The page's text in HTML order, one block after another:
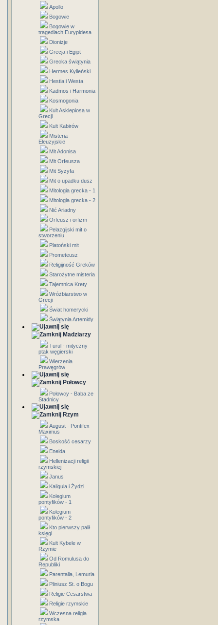
Apollo
Bogowie
Bogowie w
tragediach Eurypidesa
Dionizje
Grecja i Egipt
Grecka świątynia
Hermes Kylleński
Hestia i Westa
Kadmos i Harmonia
Kosmogonia
Kult Asklepiosa w
Grecji
Kult Kabirów
Misteria
Eleuzyjskie
Mit Adonisa
Mit Orfeusza
Mit Syzyfa
Mit o upadku dusz
Mitologia grecka - 1
Mitologia grecka - 2
Nić Ariadny
Orfeusz i orfizm
Pelazgijski mit o
stworzeniu
Platoński mit
Prometeusz
Religijność Greków
Starożytne misteria
Tajemnica Krety
Wróżbiarstwo w
Grecji
Świat homerycki
Świątynia Artemidy
Madziarzy
Turul - mityczny
ptak węgierski
Wierzenia
Prawęgrów
Połowcy
Połowcy - Baba ze
Stadnicy
Rzym
August - Pontifex
Maximus
Boskość cesarzy
Eneida
Hellenizacji religii
rzymskiej
Janus
Kaligula i Żydzi
Kolegium
pontyfików - 1
Kolegium
pontyfików - 2
Kto pierwszy palił
księgi
Kult Kybele w
Rzymie
Od Romulusa do
Republiki
Parentalia, Lemuria
Pliniusz St. o Bogu
Religie Cesarstwa
Religie rzymskie
Wczesna religia
rzymska